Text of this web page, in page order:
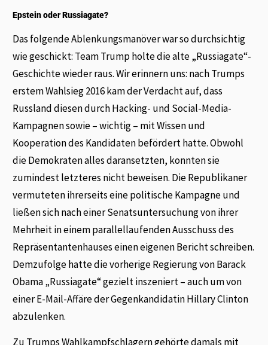
Epstein oder Russiagate?
Das folgende Ablenkungsmanöver war so durchsichtig
wie geschickt: Team Trump holte die alte „Russiagate“-
Geschichte wieder raus. Wir erinnern uns: nach Trumps
erstem Wahlsieg 2016 kam der Verdacht auf, dass
Russland diesen durch Hacking- und Social-Media-
Kampagnen sowie – wichtig – mit Wissen und
Kooperation des Kandidaten befördert hatte. Obwohl
die Demokraten alles daransetzten, konnten sie
zumindest letzteres nicht beweisen. Die Republikaner
vermuteten ihrerseits eine politische Kampagne und
ließen sich nach einer Senatsuntersuchung von ihrer
Mehrheit in einem parallellaufenden Ausschuss des
Repräsentantenhauses einen eigenen Bericht schreiben.
Demzufolge hatte die vorherige Regierung von Barack
Obama „Russiagate“ gezielt inszeniert – auch um von
einer E-Mail-Affäre der Gegenkandidatin Hillary Clinton
abzulenken.
Zu Trumps Wahlkampfschlagern gehörte damals mit